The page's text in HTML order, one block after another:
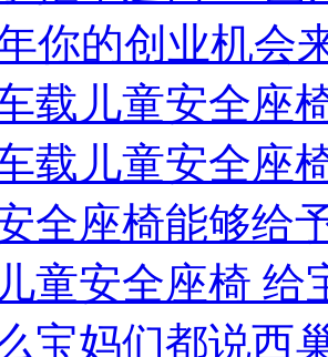
你的创业机会
载儿童安全座
载儿童安全座
全座椅能够给
童安全座椅 给
宝妈们都说西